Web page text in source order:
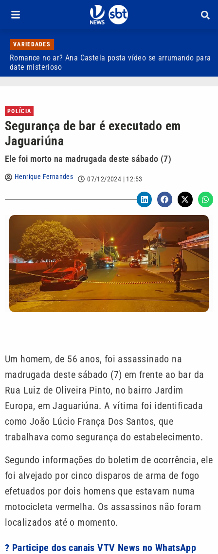
VARIEDADES
Romance no ar? Ana Castela posta vídeo se arrumando para
date misterioso
POLÍCIA
Segurança de bar é executado em
Jaguariúna
Ele foi morto na madrugada deste sábado (7)
Henrique Fernandes 07/12/2024 | 12:53
Um homem, de 56 anos, foi assassinado na
madrugada deste sábado (7) em frente ao bar da
Rua Luiz de Oliveira Pinto, no bairro Jardim
Europa, em Jaguariúna. A vítima foi identificada
como João Lúcio França Dos Santos, que
trabalhava como segurança do estabelecimento.
Segundo informações do boletim de ocorrência, ele
foi alvejado por cinco disparos de arma de fogo
efetuados por dois homens que estavam numa
motocicleta vermelha. Os assassinos não foram
localizados até o momento.
? Participe dos canais VTV News no WhatsApp